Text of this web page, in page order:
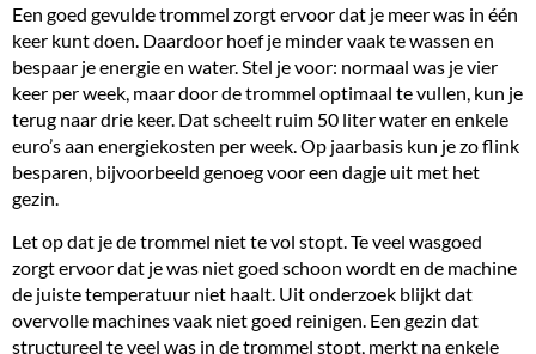
Een goed gevulde trommel zorgt ervoor dat je meer was in één
keer kunt doen. Daardoor hoef je minder vaak te wassen en
bespaar jeenergieen water. Stel je voor: normaal was je vier
keer per week, maar door de trommel optimaal te vullen, kun je
terug naar drie keer. Dat scheelt ruim 50 liter water en enkele
euro’s aan energiekosten per week. Op jaarbasis kun je zo flink
besparen, bijvoorbeeld genoeg voor een dagje uit met het
gezin.
Let op dat je de trommel niet te vol stopt. Te veel wasgoed
zorgt ervoor dat je was niet goed schoon wordt en de machine
de juiste temperatuur niet haalt. Uit onderzoek blijkt dat
overvolle machines vaak niet goed reinigen. Een gezin dat
structureel te veel was in de trommel stopt, merkt na enkele